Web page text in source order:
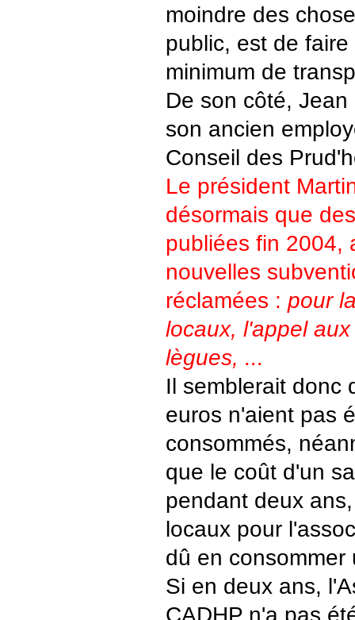
moindre des
public, est de
minimum de
De son côté,
son ancien
Conseil des
Le président
désormais que
publiées fin 2004,
nouvelles
réclamées : pour
locaux, l'appel
lègues, ...
Il semblerait donc
euros n'aient pas
consommés,
que le coût d'un
pendant deux
locaux pour
dû en
Si en deux ans,
CADHP n'a pas